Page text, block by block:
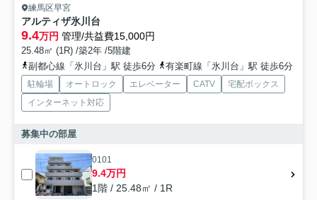
練馬区早宮
アルティザ氷川台
9.4万円 管理/共益費15,000円
25.48㎡ (1R) /築2年 /5階建
副都心線「氷川台」駅 徒歩6分
有楽町線「氷川台」駅 徒歩6分
駐輪場 オートロック エレベーター CATV
宅配ボックス
インターネット対応
募集中の部屋
0101
9.4万円
1階 / 25.48㎡ / 1R